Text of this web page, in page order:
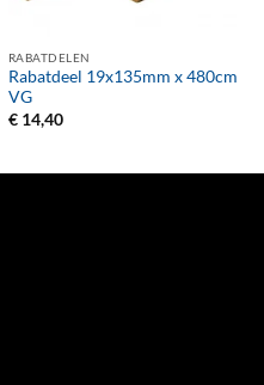
RABATDELEN
Rabatdeel 19x135mm x 480cm
VG
€14,40